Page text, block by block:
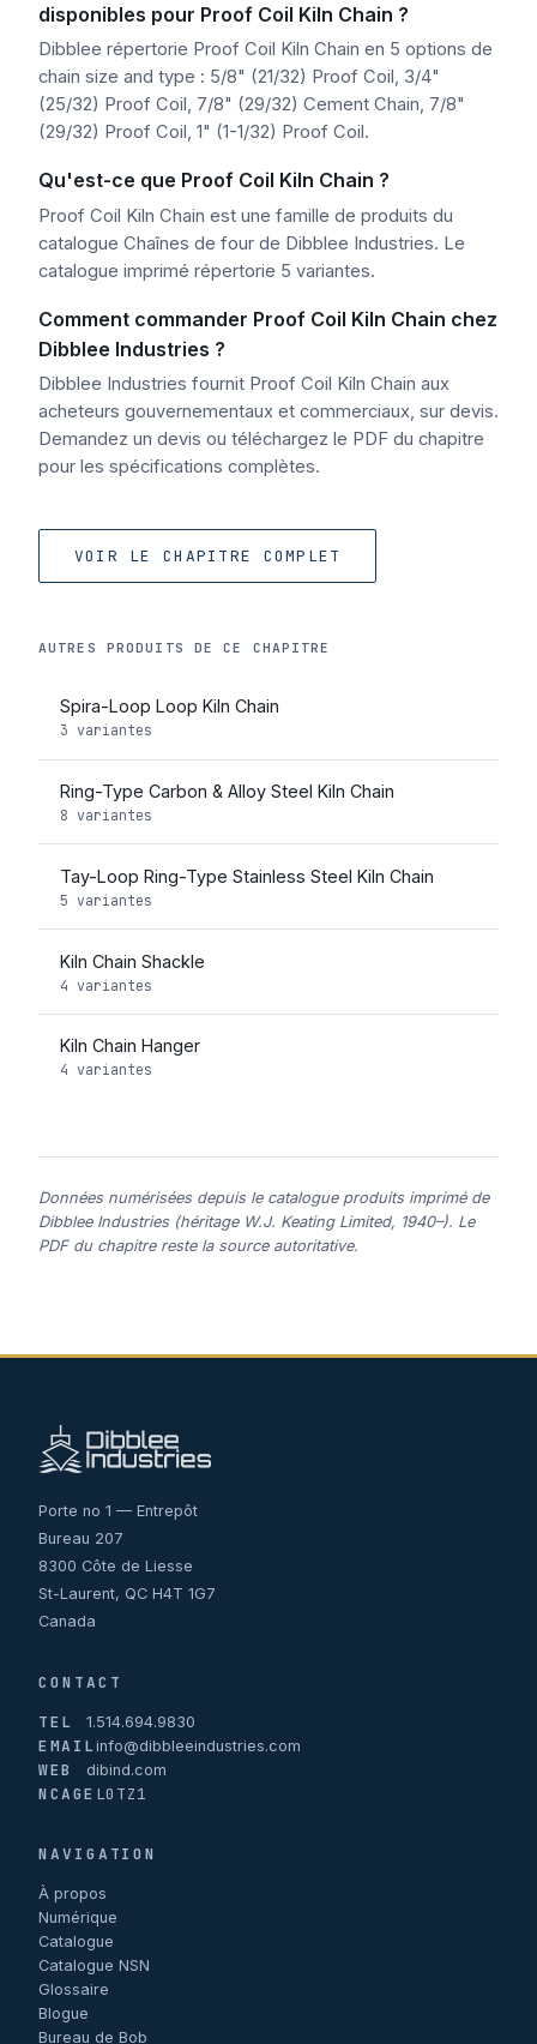
disponibles pour Proof Coil Kiln Chain ?
Dibblee répertorie Proof Coil Kiln Chain en 5 options de
chain size and type : 5/8" (21/32) Proof Coil, 3/4"
(25/32) Proof Coil, 7/8" (29/32) Cement Chain, 7/8"
(29/32) Proof Coil, 1" (1-1/32) Proof Coil.
Qu'est-ce que Proof Coil Kiln Chain ?
Proof Coil Kiln Chain est une famille de produits du
catalogue Chaînes de four de Dibblee Industries. Le
catalogue imprimé répertorie 5 variantes.
Comment commander Proof Coil Kiln Chain chez
Dibblee Industries ?
Dibblee Industries fournit Proof Coil Kiln Chain aux
acheteurs gouvernementaux et commerciaux, sur devis.
Demandez un devis ou téléchargez le PDF du chapitre
pour les spécifications complètes.
VOIR LE CHAPITRE COMPLET
AUTRES PRODUITS DE CE CHAPITRE
Spira-Loop Loop Kiln Chain
3 variantes
Ring-Type Carbon & Alloy Steel Kiln Chain
8 variantes
Tay-Loop Ring-Type Stainless Steel Kiln Chain
5 variantes
Kiln Chain Shackle
4 variantes
Kiln Chain Hanger
4 variantes
Données numérisées depuis le catalogue produits imprimé de
Dibblee Industries (héritage W.J. Keating Limited, 1940–). Le
PDF du chapitre reste la source autoritative.
Porte no 1 — Entrepôt
Bureau 207
8300 Côte de Liesse
St-Laurent, QC H4T 1G7
Canada
CONTACT
TEL
1.514.694.9830
EMAILinfo@dibbleeindustries.com
WEB dibind.com
NCAGE L0TZ1
NAVIGATION
À propos
Numérique
Catalogue
Catalogue NSN
Glossaire
Blogue
Bureau de Bob